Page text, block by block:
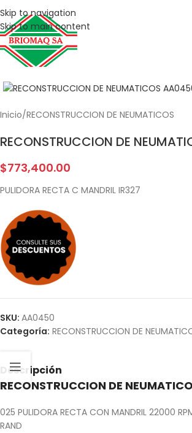
Skip to navigation
Skip to main content
Inicio/RECONSTRUCCION DE NEUMATICOS
RECONSTRUCCION DE
$773,400.00
PULIDORA RECTA C MANDRIL IR327
SKU: AA0450
Categoría: RECONSTRUCCION DE
Descripción
RECONSTRUCCION DE
025 PULIDORA RECTA CON MANDRIL 22000
RAND